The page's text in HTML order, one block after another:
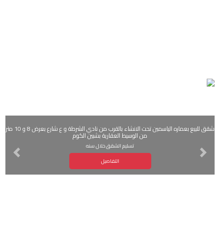
شقق للبيع بعماره الياسمين تحت الانشاء بالقرب من نادي الشرطة و ع شارع بعرض 8 و 10 متر
من الوسيط العقارية بشبين الكوم
تسليم الشقق خلال سنه
التفاصيل
Previous
Next